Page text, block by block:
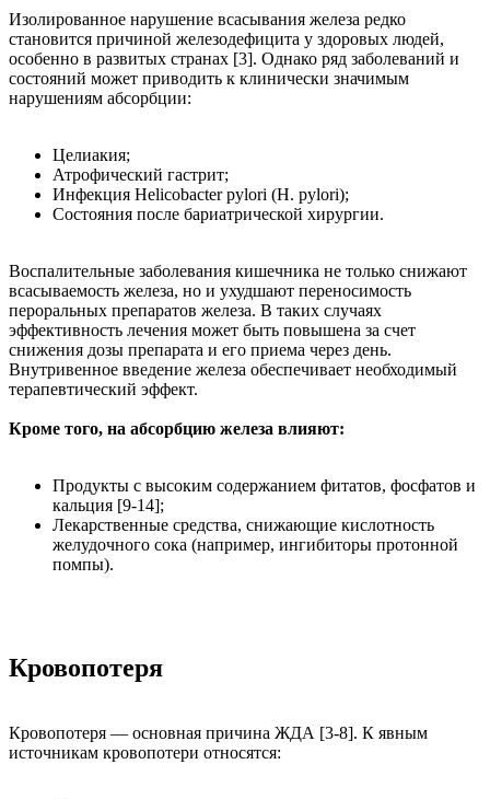
Изолированное нарушение всасывания железа редко
становится причиной железодефицита у здоровых людей,
особенно в развитых странах [3]. Однако ряд заболеваний и
состояний может приводить к клинически значимым
нарушениям абсорбции:
Целиакия;
Атрофический гастрит;
Инфекция Helicobacter pylori (H. pylori);
Состояния после бариатрической хирургии.
Воспалительные заболевания кишечника не только снижают
всасываемость железа, но и ухудшают переносимость
пероральных препаратов железа. В таких случаях
эффективность лечения может быть повышена за счет
снижения дозы препарата и его приема через день.
Внутривенное введение железа обеспечивает необходимый
терапевтический эффект.
Кроме того, на абсорбцию железа влияют:
Продукты с высоким содержанием фитатов, фосфатов и
кальция [9-14];
Лекарственные средства, снижающие кислотность
желудочного сока (например, ингибиторы протонной
помпы).
Кровопотеря
Кровопотеря — основная причина ЖДА [3-8]. К явным
источникам кровопотери относятся: